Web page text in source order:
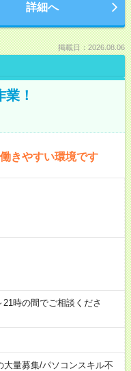
詳細へ
掲載日：2026.08.06
！
きやすい環境です
時の間でご相談くださ
大量募集/パソコンスキル不